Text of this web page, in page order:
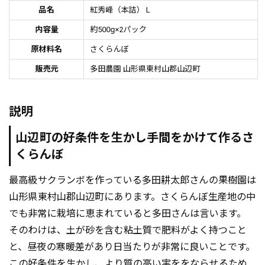
品名 紅秀峰（本詰） L
内容量 約500g×2パック
原材料名 さくらんぼ
販売元 多田農園 山形県東村山郡山辺町
説明
山辺町の好条件を生かし手間をかけて作るさ
くらんぼ
最高級サクランボを作っている多田耕太郎さんの果樹園は
山形県東村山郡山辺町にあります。さくらんぼ生産地の中
でも非常に栽培に恵まれていると多田さんは言います。
そのわけは、土が砂を含む粘土質で肥料がよく持つこと
と、昼夜の寒暖差があり日当たりが非常に良いことです。